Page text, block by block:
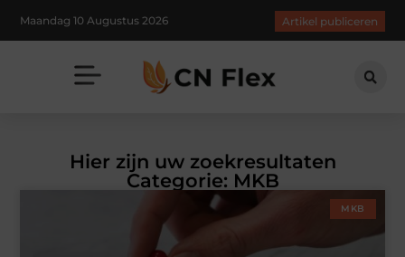
Maandag 10 Augustus 2026 Artikel publiceren
Hier zijn uw zoekresultaten
Categorie: MKB
MKB